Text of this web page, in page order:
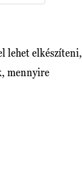
lehet elkészíteni,
mennyire